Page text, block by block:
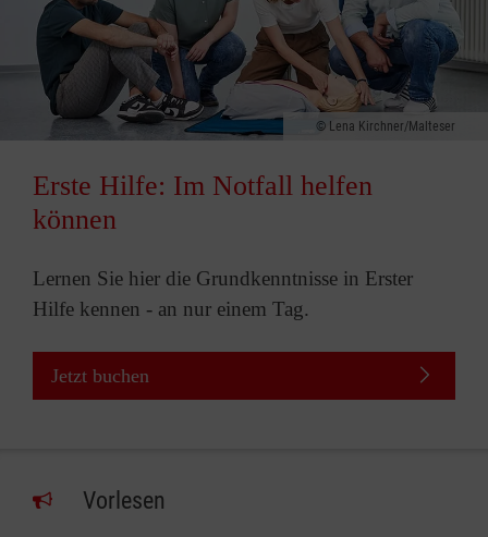
Lena Kirchner/Malteser
Erste Hilfe: Im Notfall helfen
können
Lernen Sie hier die Grundkenntnisse in Erster
Hilfe kennen - an nur einem Tag.
Jetzt buchen
Vorlesen